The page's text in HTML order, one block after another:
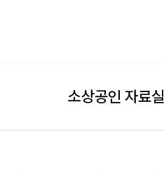
소상공인 자료실